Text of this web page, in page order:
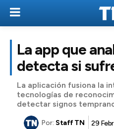
La app que
detecta si
La aplicación fusiona la
tecnologías de
detectar signos
Por: Staff TN 29